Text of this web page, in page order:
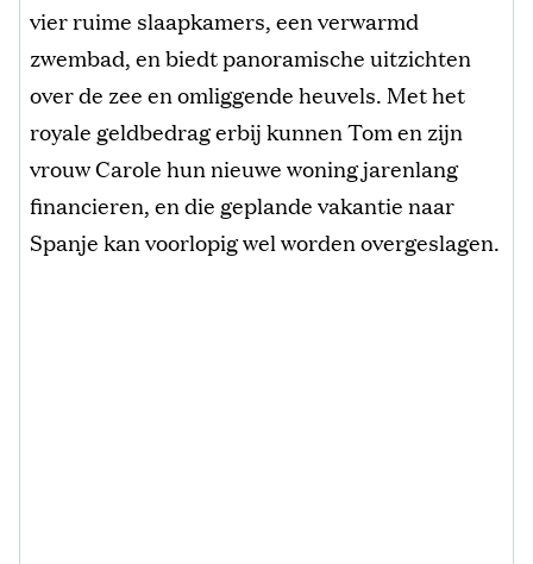
vier ruime slaapkamers, een verwarmd
zwembad, en biedt panoramische uitzichten
over de zee en omliggende heuvels. Met het
royale geldbedrag erbij kunnen Tom en zijn
vrouw Carole hun nieuwe woning jarenlang
financieren, en die geplande vakantie naar
Spanje kan voorlopig wel worden overgeslagen.